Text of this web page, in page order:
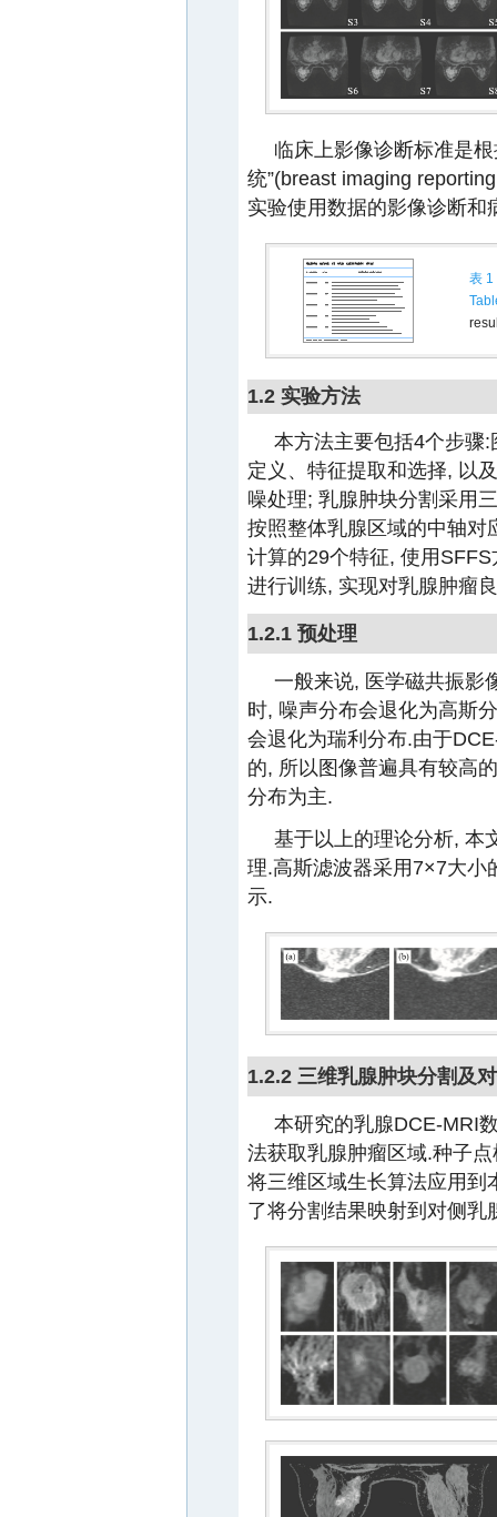
临床上影像诊断标准是
统”(breast imaging
实验使用数据的影像诊断和
表 1
1.2 实验方法
本方法主要包括4个步骤
定义、特征提取和选择, 以
噪处理; 乳腺肿块分割采用
按照整体乳腺区域的中轴对
计算的29个特征, 使用
进行训练, 实现对乳腺肿瘤
1.2.1 预处理
一般来说, 医学磁共振影
时, 噪声分布会退化为高斯
会退化为瑞利分布.由于
的, 所以图像普遍具有较高
分布为主.
基于以上的理论分析, 本
理.高斯滤波器采用7×7大小
示.
1.2.2 三维乳腺肿块分割及
本研究的乳腺DCE-MRI
法获取乳腺肿瘤区域.种子
将三维区域生长算法应用
了将分割结果映射到对侧乳